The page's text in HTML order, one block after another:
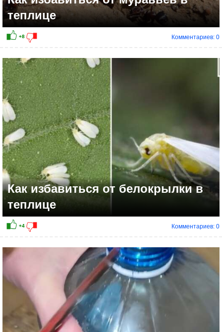
теплице
Комментариев: 0
Как избавиться от белокрылки в
теплице
Комментариев: 0